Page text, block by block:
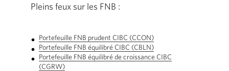
Pleins feux sur les FNB :
Portefeuille FNB prudent CIBC (CCON)
fenêtre
Portefeuille FNB équilibré CIBC (CBLN)
nouvelle
Portefeuille FNB équilibré de croissance CIBC
(CGRW)